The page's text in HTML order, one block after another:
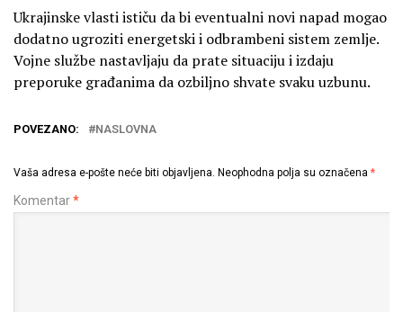
Ukrajinske vlasti ističu da bi eventualni novi napad mogao
dodatno ugroziti energetski i odbrambeni sistem zemlje.
Vojne službe nastavljaju da prate situaciju i izdaju
preporuke građanima da ozbiljno shvate svaku uzbunu.
POVEZANO: NASLOVNA
Vaša adresa e-pošte neće biti objavljena. Neophodna polja su označena *
Komentar*